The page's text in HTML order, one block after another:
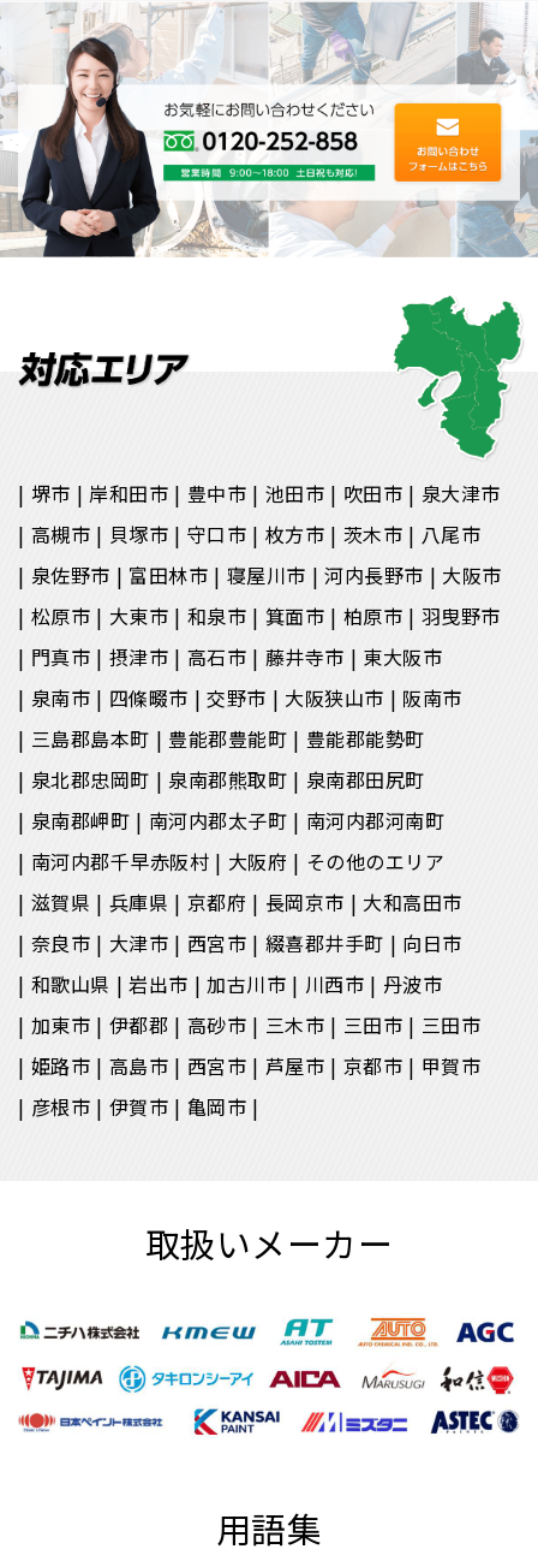
堺市 岸和田市 豊中市 池田市 吹田市
泉大津市
高槻市
貝塚市 守口市 枚方市 茨木市
八尾市
泉佐野市
富田林市 寝屋川市 河内長野市
大阪市
松原市
大東市 和泉市 箕面市 柏原市
羽曳野市
門真市
摂津市 高石市 藤井寺市
東大阪市
泉南市
四條畷市 交野市 大阪狭山市
阪南市
三島郡島本町
豊能郡豊能町
豊能郡能勢町
泉北郡忠岡町
泉南郡熊取町
泉南郡田尻町
泉南郡岬町
南河内郡太子町
南河内郡河南町
南河内郡千早赤阪村
大阪府
その他のエリア
滋賀県
兵庫県 京都府 長岡京市
大和高田市
奈良市
大津市 西宮市 綴喜郡井手町
向日市
和歌山県
岩出市 加古川市 川西市
丹波市
加東市
伊都郡 高砂市 三木市 三田市
三田市
姫路市
高島市 西宮市 芦屋市 京都市
甲賀市
彦根市
伊賀市 亀岡市
取扱いメーカー
用語集